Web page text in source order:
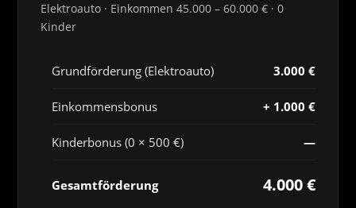
Elektroauto · Einkommen 45.000 – 60.000 € · 0
Kinder
Grundförderung (Elektroauto) 3.000 €
Einkommensbonus + 1.000 €
Kinderbonus (0 × 500 €) —
Gesamtförderung 4.000 €